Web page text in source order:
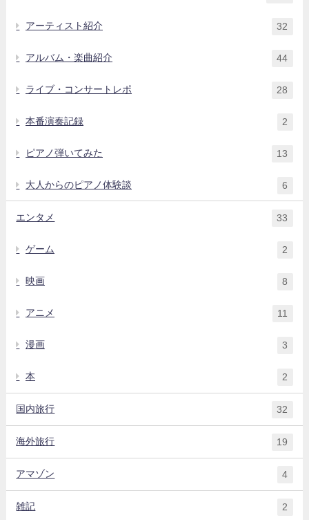
アーティスト紹介 32
アルバム・楽曲紹介 44
ライブ・コンサートレポ 28
本番演奏記録 2
ピアノ弾いてみた 13
大人からのピアノ体験談 6
エンタメ 33
ゲーム 2
映画 8
アニメ 11
漫画 3
本 2
国内旅行 32
海外旅行 19
アマゾン 4
雑記 2